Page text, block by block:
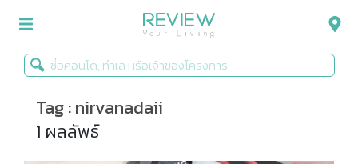
รีวิวคอนโด
รีวิวบ้าน
Tag : nirvanadaii
1 ผลลัพธ์